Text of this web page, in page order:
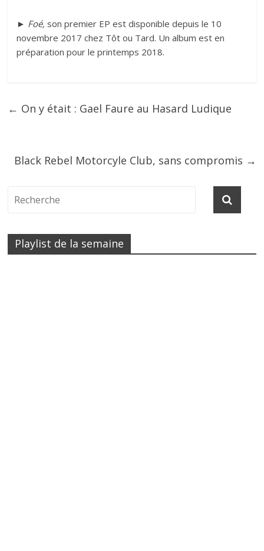
► Foé,son premier EP est disponible depuis le 10
novembre 2017 chez Tôt ou Tard. Un album est en
préparation pour le printemps 2018.
← On y était : Gael Faure au Hasard Ludique
Black Rebel Motorcyle Club, sans compromis →
Playlist de la semaine